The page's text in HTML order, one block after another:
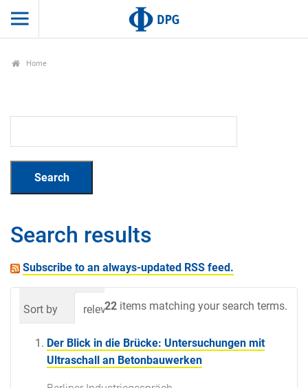
Home
Search results
Subscribe to an always-updated RSS feed.
22 items matching your search terms.
Sort by relevance date (newest first)
Der Blick in die Brücke: Untersuchungen mit
Ultraschall an Betonbauwerken